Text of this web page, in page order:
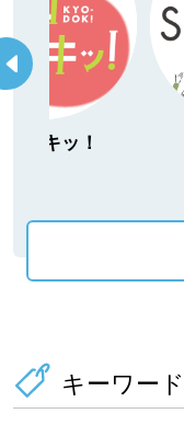
編集部
キーワード